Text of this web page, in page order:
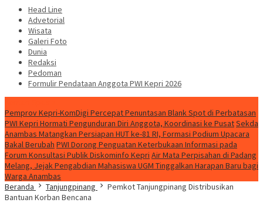
Head Line
Advetorial
Wisata
Galeri Foto
Dunia
Redaksi
Pedoman
Formulir Pendataan Anggota PWI Kepri 2026
Pemprov Kepri-KomDigi Percepat Penuntasan Blank Spot di Perbatasan
PWI Kepri Hormati Pengunduran Diri Anggota, Koordinasi ke PusatSekda
Anambas Matangkan Persiapan HUT ke-81 RI, Formasi Podium Upacara
Bakal Berubah PWI Dorong Penguatan Keterbukaan Informasi pada
Forum Konsultasi Publik Diskominfo Kepri Air Mata Perpisahan di Padang
Melang, Jejak Pengabdian Mahasiswa UGM Tinggalkan Harapan Baru bagi
Warga Anambas
Beranda
Tanjungpinang
Pemkot Tanjungpinang Distribusikan
Bantuan Korban Bencana